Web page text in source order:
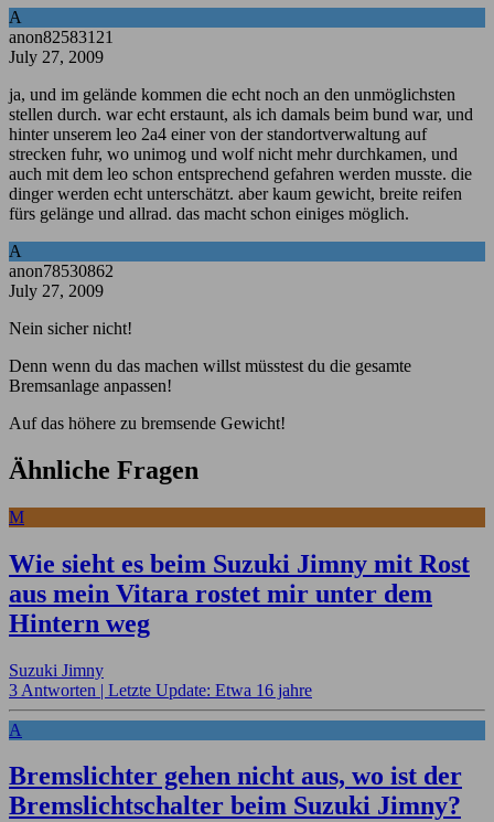
A
anon82583121
July 27, 2009
ja, und im gelände kommen die echt noch an den unmöglichsten
stellen durch. war echt erstaunt, als ich damals beim bund war, und
hinter unserem leo 2a4 einer von der standortverwaltung auf
strecken fuhr, wo unimog und wolf nicht mehr durchkamen, und
auch mit dem leo schon entsprechend gefahren werden musste. die
dinger werden echt unterschätzt. aber kaum gewicht, breite reifen
fürs gelänge und allrad. das macht schon einiges möglich.
A
anon78530862
July 27, 2009
Nein sicher nicht!
Denn wenn du das machen willst müsstest du die gesamte
Bremsanlage anpassen!
Auf das höhere zu bremsende Gewicht!
Ähnliche Fragen
M
Wie sieht es beim Suzuki Jimny mit Rost
aus mein Vitara rostet mir unter dem
Hintern weg
Suzuki Jimny
3 Antworten | Letzte Update: Etwa 16 jahre
A
Bremslichter gehen nicht aus, wo ist der
Bremslichtschalter beim Suzuki Jimny?